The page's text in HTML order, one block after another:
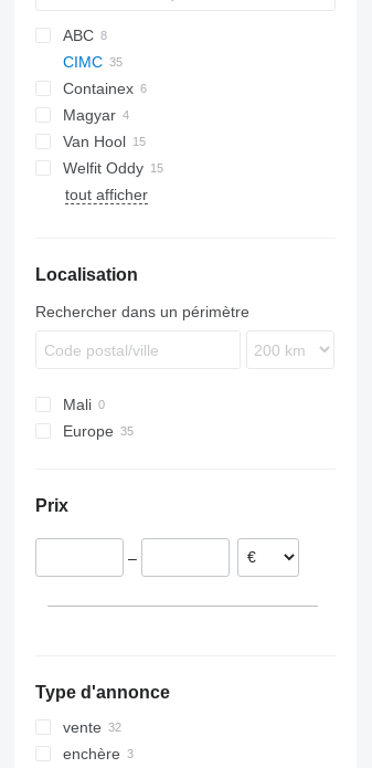
ABC
CIMC
Containex
O-3
LE
MP
Magyar
Van Hool
ADR
T-series
Welfit Oddy
LPG
tout afficher
Localisation
Rechercher dans un périmètre
Mali
Europe
Pologne
Finlande
Prix
–
Type d'annonce
vente
enchère